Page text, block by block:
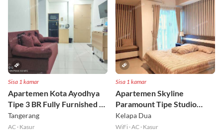
Sisa 1 kamar
Apartemen Kota Ayodhya
Tipe 3 BR Fully Furnished Lt
6
Tangerang
AC · Kasur
Sisa 1 kamar
Apartemen Skyline
Paramount Tipe Studio
Fully Furnished Lt 8
Kelapa Dua
WiFi ·AC · Kasur